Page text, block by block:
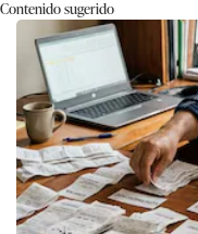
Contenido sugerido